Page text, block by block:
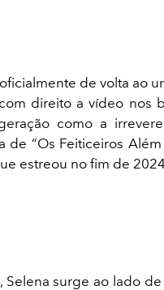
de volta ao
direito a vídeo nos
como a
“Os Feiticeiros
estreou no fim de
surge ao lado